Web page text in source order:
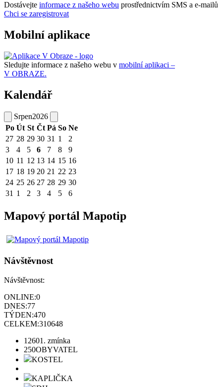
Dostávejte informace z našeho webu prostřednictvím SMS a e-mailů
Chci se zaregistrovat
Mobilní aplikace
Sledujte informace z našeho webu v mobilní aplikaci –
V OBRAZE.
Kalendář
Srpen2026
Po Út St Čt Pá So Ne
27 28 29 30 31 1
2
3
4 5 6 7 8
9
10 11 12 13 14 15 16
17 18 19 20 21 22 23
24 25 26 27 28 29 30
31 1 2 3 4 5 6
Mapový portál Mapotip
Návštěvnost
Návštěvnost:
ONLINE:0
DNES:77
TÝDEN:470
CELKEM:310648
12601. zmínka
250OBYVATEL
KOSTEL
KAPLIČKA